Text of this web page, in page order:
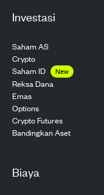
Investasi
Saham AS
Crypto
Saham ID
New
Reksa Dana
Emas
Options
Crypto Futures
Bandingkan Aset
Biaya